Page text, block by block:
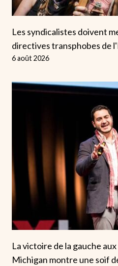
Les syndicalistes doivent
directives transphobes de
6 août 2026
La victoire de la gauche
Michigan montre une soif